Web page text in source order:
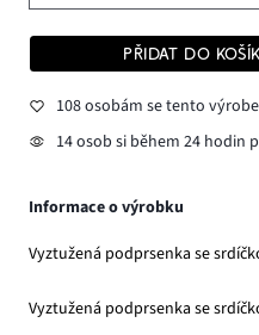
PŘIDAT DO
108 osobám se tento
14 osob si během 24
Informace o výrobku
Vyztužená podprsenka se
Vyztužená podprsenka se